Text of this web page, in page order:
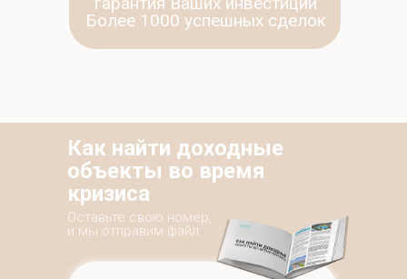
Более 1000 успешных сделок
Как найти доходные
объекты во время
кризиса
Оставьте свою номер,
и мы отправим файл